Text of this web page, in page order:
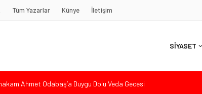
Tüm Yazarlar Künye İletişim
SİYASET
Ahmet Odabaş’a Duygu Dolu Veda Gecesi